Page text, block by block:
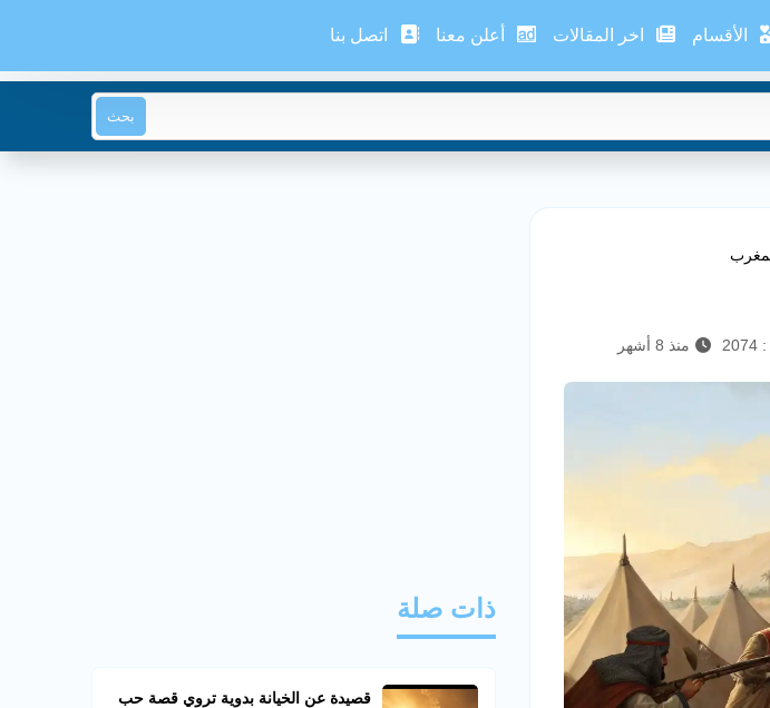
الأقسام اخر المقالات أعلن معنا اتصل بنا
بحث
منذ 8 أشهر
ذات صلة
قصيدة عن الخيانة بدوية تروي قصة حب